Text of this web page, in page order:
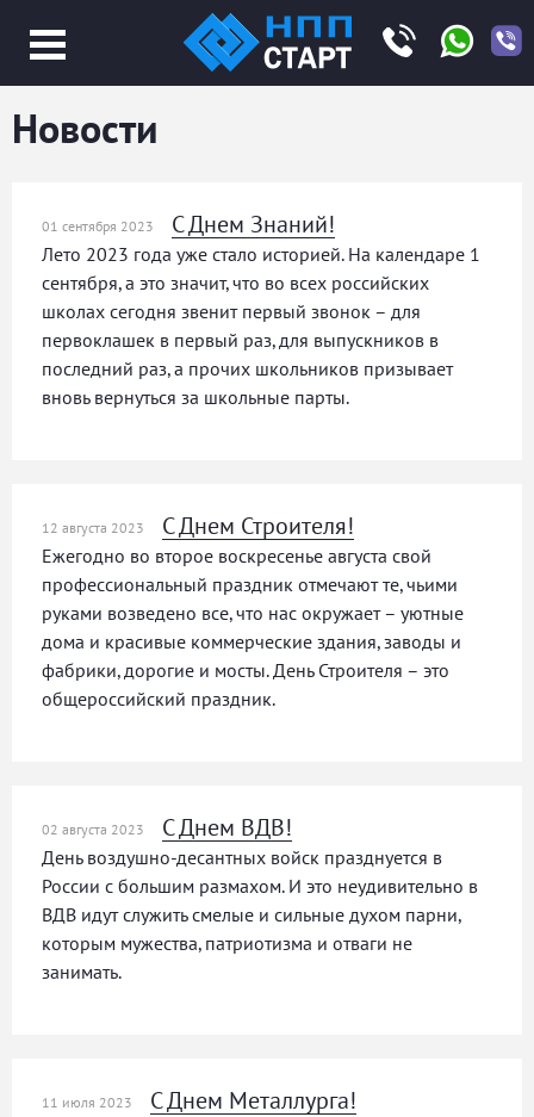
Новости
01 сентября 2023 С Днем Знаний!
Лето 2023 года уже стало историей. На календаре 1
сентября, а это значит, что во всех российских
школах сегодня звенит первый звонок – для
первоклашек в первый раз, для выпускников в
последний раз, а прочих школьников призывает
вновь вернуться за школьные парты.
12 августа 2023 С Днем Строителя!
Ежегодно во второе воскресенье августа свой
профессиональный праздник отмечают те, чьими
руками возведено все, что нас окружает – уютные
дома и красивые коммерческие здания, заводы и
фабрики, дорогие и мосты. День Строителя – это
общероссийский праздник.
02 августа 2023 С Днем ВДВ!
День воздушно-десантных войск празднуется в
России с большим размахом. И это неудивительно в
ВДВ идут служить смелые и сильные духом парни,
которым мужества, патриотизма и отваги не
занимать.
11 июля 2023 С Днем Металлурга!